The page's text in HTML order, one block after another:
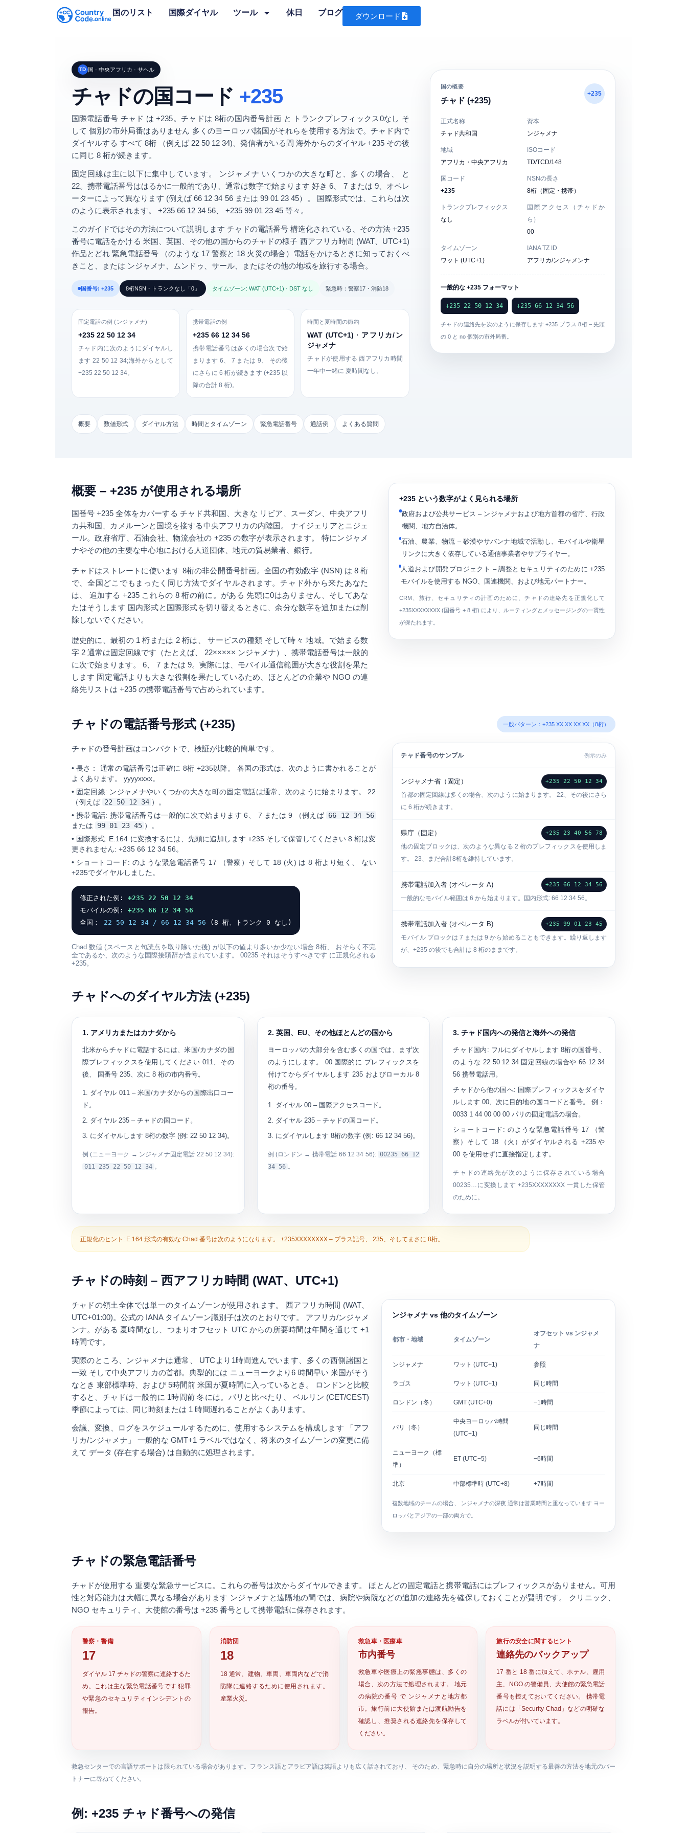
国のリスト 国際ダイヤル ツール 休日 ブログ ダウンロード
TD 国 · 中央アフリカ · サヘル
チャドの国コード +235
国際電話番号 チャド は+235。チャドは 8桁の国内番号計画 と トランクプレフィックス0なし そ
して個別の市外局番はありません 多くのヨーロッパ諸国がそれらを使用する方法で。チャド内で
ダイヤルする すべて 8桁（例えば 22 50 12 34)、発信者がいる間 海外からのダイヤル +235その後
に同じ 8 桁が続きます。
固定回線は主に以下に集中しています。 ンジャメナ いくつかの大きな町と、多くの場合、 と
22。携帯電話番号ははるかに一般的であり、通常は数字で始まります 好き6 7または 9、オペレ
ーターによって異なります (例えば66 12 34 56または99 01 23 45）。 国際形式では、これらは次
のように表示されます。 +235 66 12 34 56、 +235 99 01 23 45等々。
このガイドではその方法について説明しますチャドの電話番号 構造化されている、その方法 +235
番号に電話をかける 米国、英国、その他の国からのチャドの様子 西アフリカ時間 (WAT、UTC+1)
作品とどれ 緊急電話番号（のような 17警察と 18 火災の場合）電話をかけるときに知っておくべ
きこと、または ンジャメナ、ムンドゥ、サール、またはその他の地域を旅行する場合。
国番号: +235 8桁NSN・トランクなし「0」 タイムゾーン: WAT (UTC+1) · DST なし 緊急時：警察17・消防18
固定電話の例 (ンジャメナ)
+235 22 50 12 34
チャド内に次のようにダイヤルし
ます22 50 12 34;海外からとして
+235 22 50 12 34。
携帯電話の例
+235 66 12 34 56
携帯電話番号は多くの場合次で始
まります 6、 7 または 9、 その後
にさらに 6 桁が続きます (+235 以
降の合計 8 桁)。
時間と夏時間の節約
WAT (UTC+1) · アフリカ/ン
ジャメナ
チャドが使用する西アフリカ時間
一年中一緒に 夏時間なし 。
概要 数値形式 ダイヤル方法 時間とタイムゾーン 緊急電話番号 通話例 よくある質問
国の概要
チャド (+235)
+235
正式名称
チャド共和国
資本
ンジャメナ
地域
アフリカ・中央アフリカ
ISOコード
TD/TCD/148
国コード
+235
NSNの長さ
8桁（固定・携帯）
トランクプレフィックス
なし
国際アクセス（チャドか
ら）
00
タイムゾーン
ワット (UTC+1)
IANA TZ ID
アフリカ/ンジャメンナ
一般的な +235 フォーマット
+235 22 50 12 34 +235 66 12 34 56
チャドの連絡先を次のように保存します+235 プラス8桁– 先頭
の 0 と no 個別の市外局番。
概要 – +235 が使用される場所
国番号+235 全体をカバーするチャド共和国 、大きな リビア、スーダン、中央アフリ
カ共和国、カメルーンと国境を接する中央アフリカの内陸国。 ナイジェリアとニジェ
ール。政府省庁、石油会社、物流会社の +235 の数字が表示されます。 特にンジャメ
ナやその他の主要な中心地における人道団体、地元の貿易業者、銀行。
チャドはストレートに使います 8桁の非公開番号計画。全国の有効数字 (NSN) は 8 桁
で、全国どこでもまったく同じ方法でダイヤルされます。チャド外から来たあなた
は、 追加する+235 これらの 8 桁の前に。がある 先頭に0はありません
、そしてあな
たはそうします 国内形式と国際形式を切り替えるときに、余分な数字を追加または削
除しないでください。
歴史的に、最初の 1 桁または 2 桁は、サービスの種類 そして時々 地域。で始まる数
字 2通常は固定回線です（たとえば、 22××××× ンジャメナ）、携帯電話番号は一般的
に次で始まります。 6、 7または 9。実際には、モバイル通信範囲が大きな役割を果た
します 固定電話よりも大きな役割を果たしているため、ほとんどの企業や NGO の連
絡先リストは +235 の携帯電話番号で占められています。
+235 という数字がよく見られる場所
政府および公共サービス – ンジャメナおよび地方首都の省庁、行政
機関、地方自治体。
石油、農業、物流 – 砂漠やサバンナ地域で活動し、モバイルや衛星
リンクに大きく依存している通信事業者やサプライヤー。
人道および開発プロジェクト – 調整とセキュリティのために +235
モバイルを使用する NGO、国連機関、および地元パートナー。
CRM、旅行、セキュリティの計画のために、チャドの連絡先を正規化して
+235XXXXXXXX (国番号 + 8 桁) により、ルーティングとメッセージングの一貫性
が保たれます。
チャドの電話番号形式 (+235) 一般パターン：+235 XX XX XX XX（8桁）
チャドの番号計画はコンパクトで、検証が比較的簡単です。
• 長さ： 通常の電話番号は正確に 8桁 +235以降。 各国の形式は、次のように書かれることが
よくあります。 yyyyxxxx。
• 固定回線: ンジャメナやいくつかの大きな町の固定電話は通常、次のように始まります。 22
（例えば 22 50 12 34 ）。
• 携帯電話: 携帯電話番号は一般的に次で始まります6 7 または9 （例えば 66 12 34 56
または
99 01 23 45 ）。
• 国際形式: E.164 に変換するには、先頭に追加します+235 そして保管してください 8 桁は変
更されません: +235 66 12 34 56。
• ショートコード: のような緊急電話番号 17 （警察）そして 18 (火) は 8 桁より短く、 ない
+235でダイヤルしました。
修正された例: +235 22 50 12 34
モバイルの例: +235 66 12 34 56
全国： 22 50 12 34 / 66 12 34 56 (8 桁、トランク 0 なし)
Chad 数値 (スペースと句読点を取り除いた後) が以下の値より多いか少ない場合8桁、 おそらく不完
全であるか、次のような国際接頭辞が含まれています。00235 それはそうすべきです に正規化される
+235。
チャド番号のサンプル 例示のみ
ンジャメナ省（固定） +235 22 50 12 34
首都の固定回線は多くの場合、次のように始まります。22、その後にさら
に 6 桁が続きます。
県庁（固定） +235 23 40 56 78
他の固定ブロックは、次のような異なる 2 桁のプレフィックスを使用しま
す。23、まだ合計8桁を維持しています。
携帯電話加入者 (オペレータ A) +235 66 12 34 56
一般的なモバイル範囲は 6 から始まります。国内形式:66 12 34 56。
携帯電話加入者 (オペレータ B) +235 99 01 23 45
モバイル ブロックは 7 または 9 から始めることもできます。繰り返します
が、+235 の後でも合計は 8 桁のままです。
チャドへのダイヤル方法 (+235)
1. アメリカまたはカナダから
北米からチャドに電話するには、米国/カナダの国
際プレフィックスを使用してください 011、その
後、 国番号 235、次に 8 桁の市内番号。
ダイヤル 011– 米国/カナダからの国際出口コー
ド。
ダイヤル 235– チャドの国コード。
にダイヤルします 8桁の数字(例: 22 50 12 34)。
例 (ニューヨーク → ンジャメナ固定電話 22 50 12 34):
011 235 22 50 12 34 。
2. 英国、EU、その他ほとんどの国から
ヨーロッパの大部分を含む多くの国では、まず次
のようにします。 00 国際的に プレフィックスを
付けてからダイヤルします235 およびローカル 8
桁の番号。
ダイヤル 00– 国際アクセスコード。
ダイヤル 235– チャドの国コード。
にダイヤルします 8桁の数字(例: 66 12 34 56)。
例 (ロンドン → 携帯電話 66 12 34 56): 00235 66 12
34 56 。
3. チャド国内への発信と海外への発信
チャド国内: フルにダイヤルします8桁の国番号、
のような22 50 12 34固定回線の場合や66 12 34
56 携帯電話用。
チャドから他の国へ: 国際プレフィックスをダイヤ
ルします 00、次に目的地の国コードと番号。 例：
0033 1 44 00 00 00 パリの固定電話の場合。
ショートコード: のような緊急電話番号 17（警
察）そして 18（火）がダイヤルされる +235 や
00 を使用せずに直接指定します。
チャドの連絡先が次のように保存されている場合
00235… に変換します+235XXXXXXXX 一貫した保管
のために。
正規化のヒント:E.164 形式の有効な Chad 番号は次のようになります。 +235XXXXXXXX– プラス記号、 235、そしてまさに 8桁。
チャドの時刻 – 西アフリカ時間 (WAT、UTC+1)
チャドの領土全体では単一のタイムゾーンが使用されます。西アフリカ時間 (WAT、
UTC+01:00)。公式の IANA タイムゾーン識別子は次のとおりです。 アフリカ/ンジャメ
ンナ。がある 夏時間なし
、つまりオフセット UTC からの所要時間は年間を通じて +1
時間です。
実際のところ、ンジャメナは通常、 UTCより1時間進んでいます 、多くの西側諸国と
一致 そして中央アフリカの首都。典型的には ニューヨークより6 時間早い 米国がそう
なとき 東部標準時、および 5時間前 米国が夏時間に入っているとき。 ロンドンと比較
すると、チャドは一般的に 1時間前 冬には。パリと比べたり、 ベルリン (CET/CEST)
季節によっては、同じ時刻または 1 時間遅れることがよくあります。
会議、変換、ログをスケジュールするために、使用するシステムを構成します
「アフ
リカ/ンジャメナ」
一般的な GMT+1 ラベルではなく、将来のタイムゾーンの変更に備
えて データ (存在する場合) は自動的に処理されます。
ンジャメナ vs 他のタイムゾーン
都市・地域 タイムゾーン
オフセット vs ンジャメ
ナ
ンジャメナ ワット (UTC+1) 参照
ラゴス ワット (UTC+1) 同じ時間
ロンドン（冬） GMT (UTC+0) −1時間
パリ（冬）
中央ヨーロッパ時間
(UTC+1)
同じ時間
ニューヨーク（標
準）
ET (UTC−5) −6時間
北京 中部標準時 (UTC+8) +7時間
複数地域のチームの場合、 ンジャメナの深夜 通常は営業時間と重なっています ヨー
ロッパとアジアの一部の両方で。
チャドの緊急電話番号
チャドが使用する重要な緊急サービスに。これらの番号は次からダイヤルできます。 ほとんどの固定電話と携帯電話にはプレフィックスがありません。可用
性と対応能力は大幅に異なる場合があります ンジャメナと遠隔地の間では、病院や病院などの追加の連絡先を確保しておくことが賢明です。 クリニック、
NGO セキュリティ、大使館の番号は +235 番号として携帯電話に保存されます。
警察・警備
17
ダイヤル 17 チャドの警察に連絡するた
め。これは主な緊急電話番号です 犯罪
や緊急のセキュリティインシデントの
報告。
消防団
18
18通常、建物、車両、車両内などで消
防隊に連絡するために使用されます。
産業火災。
救急車・医療車
市内番号
救急車や医療上の緊急事態は、多くの
場合、次の方法で処理されます。 地元
の病院の番号 で ンジャメナと地方都
市。旅行前に大使館または渡航勧告を
確認し、推奨される連絡先を保存して
ください。
旅行の安全に関するヒント
連絡先のバックアップ
17 番と 18 番に加えて、ホテル、雇用
主、NGO の警備員、大使館の緊急電話
番号も控えておいてください。 携帯電
話には「Security Chad」などの明確な
ラベルが付いています。
救急センターでの言語サポートは限られている場合があります。フランス語とアラビア語は英語よりも広く話されており、 そのため、緊急時に自分の場所と状況を説明する最善の方法を地元のパー
トナーに尋ねてください。
例: +235 チャド番号への発信